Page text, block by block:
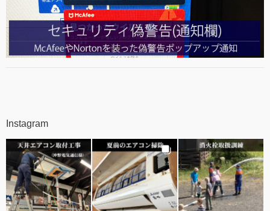
Instagram